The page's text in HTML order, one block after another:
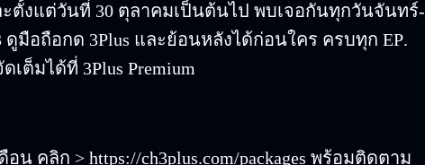
ตั้งแต่วันที่ 30 ตุลาคมเป็นต้นไป พบเจอกันทุกวันจันทร์-
ดูมือถือกด 3Plus และย้อนหลังได้ก่อนใคร ครบทุก EP.
มได้ที่ 3Plus Premium
อน คลิก > https://ch3plus.com/packages พร้อมติดตาม